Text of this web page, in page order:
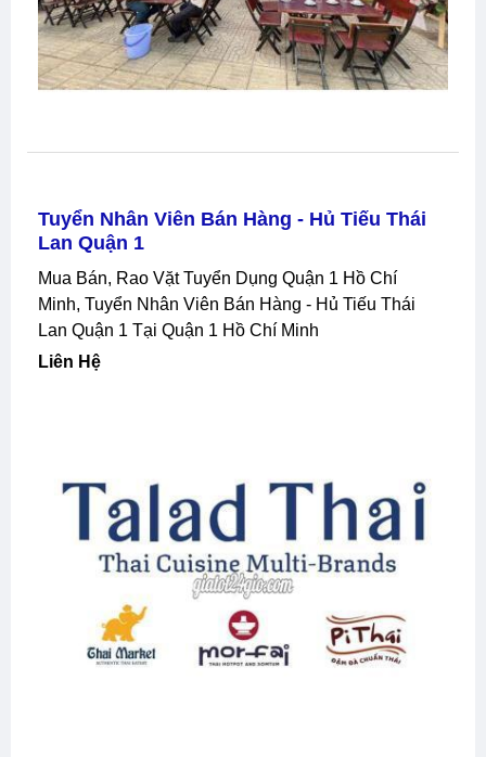
Tuyển Nhân Viên Bán Hàng - Hủ Tiếu Thái
Lan Quận 1
Mua Bán, Rao Vặt Tuyển Dụng Quận 1 Hồ Chí
Minh, Tuyển Nhân Viên Bán Hàng - Hủ Tiếu Thái
Lan Quận 1 Tại Quận 1 Hồ Chí Minh
Liên Hệ